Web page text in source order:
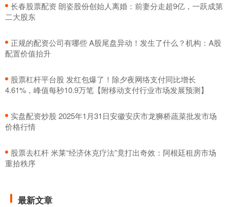
​长春股票配资 朗姿股份创始人离婚：前妻分走超9亿，一跃成第
二大股东
​正规的配资公司有哪些 A股尾盘异动！发生了什么？机构：A股
配置价值抬升
​股票杠杆平台股 发红包爆了！除夕夜网络支付同比增长
4.61%，峰值每秒10.9万笔【附移动支付行业市场发展预测】
​实盘配资炒股 2025年1月31日安徽安庆市龙狮桥蔬菜批发市场
价格行情
​股票去杠杆 米莱“经济休克疗法”竟打出奇效：阿根廷租房市场
重拾秩序
最新文章